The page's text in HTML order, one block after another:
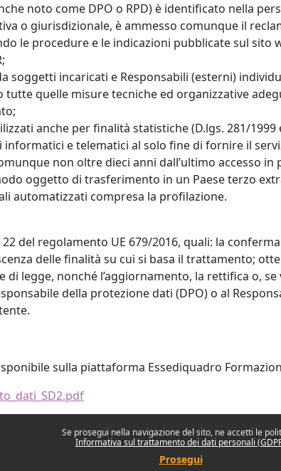
Se prosegui nella navigazione del sito, ne accetti le
Informativa sul trattamento dei dati personali
Prosegui
noto come DPO o RPD) è identificato nella
o giurisdizionale, è ammesso comunque il
le procedure e le indicazioni pubblicate sul sito
soggetti incaricati e Responsabili (esterni)
quelle misure tecniche ed organizzative
anche per finalità statistiche (D.lgs. 281/1999
e telematici al solo fine di fornire il
non oltre dieci anni dall’ultimo accesso in
oggetto di trasferimento in un Paese terzo
automatizzati compresa la profilazione.
del regolamento UE 679/2016, quali: la
delle finalità su cui si basa il trattamento;
legge, nonché l’aggiornamento, la rettifica o,
della protezione dati (DPO) o al
sulla piattaforma Essediquadro